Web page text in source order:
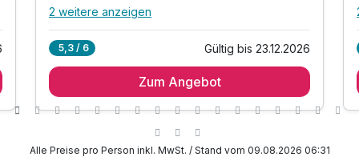
Alle Inklusivleistungen
1 x reichhaltiges Frühstück
*auf im Hotel direkt gebuchte
2 weitere anzeigen
5,3 / 6 Gültig bis 23.12.2026
Zum Angebot
Alle Preise pro Person inkl. MwSt. / Stand vom 09.08.2026 06:31